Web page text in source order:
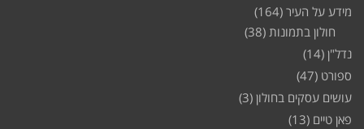
מידע על העיר (164)
חולון בתמונות (38)
נדל"ן (14)
ספורט (47)
עושים עסקים בחולון (3)
פאן טיים (13)